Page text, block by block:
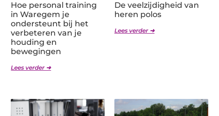
Hoe personal training
in Waregem je
ondersteunt bij het
verbeteren van je
houding en
bewegingen
Lees verder ➜
De veelzijdigheid van
heren polos
Lees verder ➜